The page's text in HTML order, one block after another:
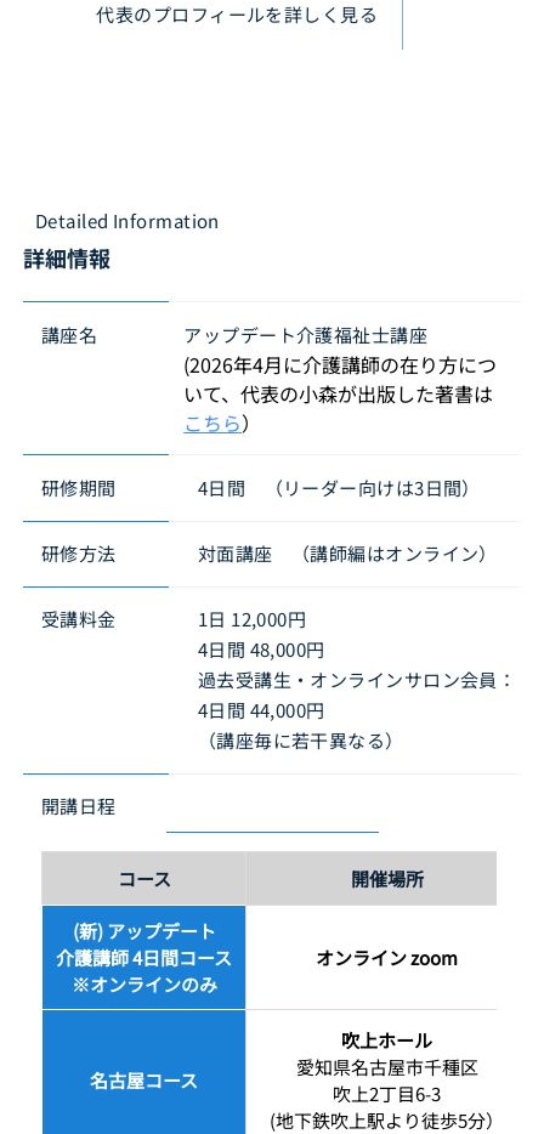
代表のプロフィールを詳しく見る
Detailed Information
詳細情報
講座名 アップデート介護福祉士講座
(2026年4月に介護講師の在り方につ
いて、代表の小森が出版した著書は
こちら）
研修期間 4日間 （リーダー向けは3日間）
研修方法 対面講座 （講師編はオンライン）
受講料金
1日 12,000円
4日間 48,000円
過去受講生・オンラインサロン会員：
4日間 44,000円
（講座毎に若干異なる）
開講日程
コース 開催場所
(新) アップデート
介護講師 4日間コース
※オンラインのみ
オンライン zoom
名古屋コース
吹上ホール
愛知県名古屋市千種区
吹上2丁目6-3
(地下鉄吹上駅より徒歩5分）